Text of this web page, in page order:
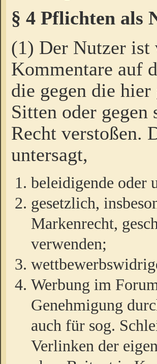
§ 4 Pflichten als
(1) Der Nutzer
Kommentare auf
die gegen die
Sitten oder gegen
Recht verstoßen.
untersagt,
beleidigende oder
gesetzlich,
Markenrecht,
verwenden;
Werbung im
Genehmigung
auch für sog.
Verlinken der